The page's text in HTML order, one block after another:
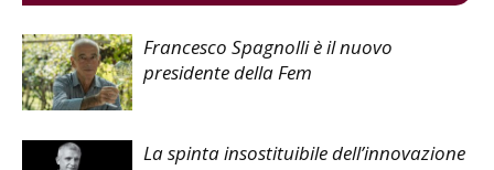
Francesco Spagnolli è il nuovo
presidente della Fem
La spinta insostituibile dell’innovazione